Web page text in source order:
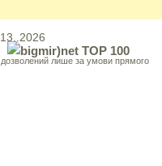
дозволений лише за умови прямого